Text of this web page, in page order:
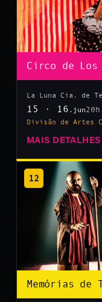
Circo de Los
La Luna Cia. de
15 · 16 .jun20h
Divisão de Artes
MAIS DETALHES
12
Memórias de